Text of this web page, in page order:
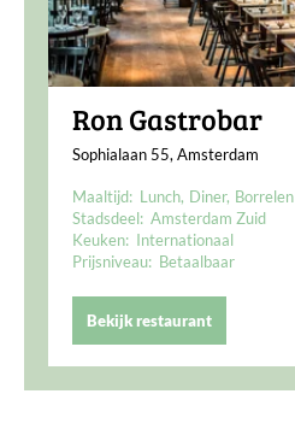
Ron Gastrobar
Sophialaan 55, Amsterdam
Maaltijd: Lunch Diner Borrelen
Stadsdeel: Amsterdam Zuid
Keuken: Internationaal
Prijsniveau: Betaalbaar
Bekijk restaurant